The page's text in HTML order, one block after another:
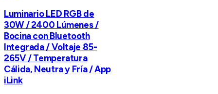
Luminario LED RGB de
30W / 2400 Lúmenes /
Bocina con Bluetooth
Integrada / Voltaje 85-
265V / Temperatura
Cálida, Neutra y Fría / App
iLink